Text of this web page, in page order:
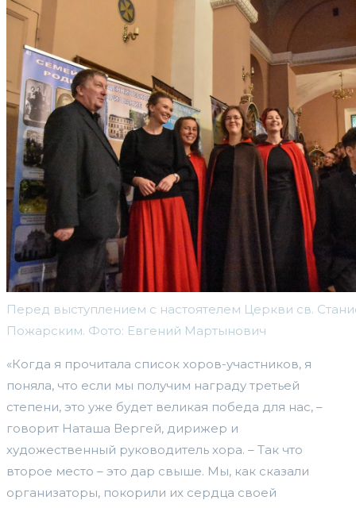
Перед выступлением с настоятелем Церкви св.
Пожарским. Фото: Евгений Мартынович
«Когда я прочитала список хоров-участников, я
поняла, что если мы получим награду третьей
степени, это уже будет великая победа для нас, –
говорит Наташа Вергей, дирижер и
художественный руководитель хора. – Так что
второе место – это дар свыше. Мы, как сказали
организаторы, покорили их сердца своей